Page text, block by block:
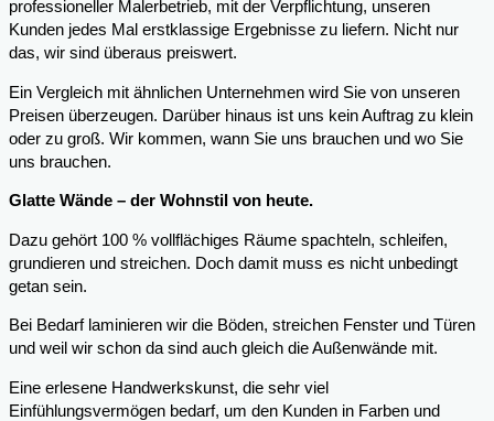
professioneller Malerbetrieb, mit der Verpflichtung, unseren
Kunden jedes Mal erstklassige Ergebnisse zu liefern. Nicht nur
das, wir sind überaus preiswert.
Ein Vergleich mit ähnlichen Unternehmen wird Sie von unseren
Preisen überzeugen. Darüber hinaus ist uns kein Auftrag zu klein
oder zu groß. Wir kommen, wann Sie uns brauchen und wo Sie
uns brauchen.
Glatte Wände – der Wohnstil von heute.
Dazu gehört 100 % vollflächiges Räume spachteln, schleifen,
grundieren und streichen. Doch damit muss es nicht unbedingt
getan sein.
Bei Bedarf laminieren wir die Böden, streichen Fenster und Türen
und weil wir schon da sind auch gleich die Außenwände mit.
Eine erlesene Handwerkskunst, die sehr viel
Einfühlungsvermögen bedarf, um den Kunden in Farben und